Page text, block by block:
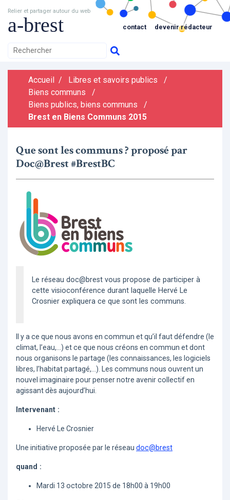
Relier et partager autour du web
a-brest contact devenir rédacteur
Accueil / Libres et savoirs publics
/
Biens communs
/
Biens publics, biens communs
/
Brest en Biens Communs 2015
Que sont les communs ? proposé par
Doc@Brest #BrestBC
Le réseau doc@brest vous propose de participer à
cette visioconférence durant laquelle Hervé Le
Crosnier expliquera ce que sont les communs.
Il y a ce que nous avons en commun et qu’il faut défendre (le
climat, l’eau,...) et ce que nous créons en commun et dont
nous organisons le partage (les connaissances, les logiciels
libres, l’habitat partagé,...). Les communs nous ouvrent un
nouvel imaginaire pour penser notre avenir collectif en
agissant dès aujourd’hui.
Intervenant :
Hervé Le Crosnier
Une initiative proposée par le réseau doc@brest
quand :
Mardi 13 octobre 2015 de 18h00 à 19h00